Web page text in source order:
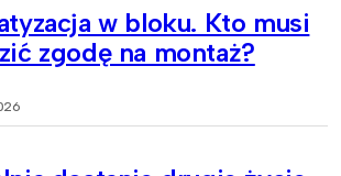
w bloku. Kto musi
zgodę na montaż?